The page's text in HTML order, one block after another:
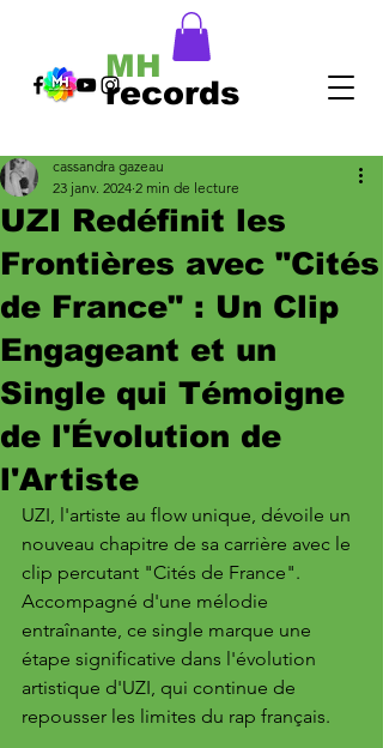
records
MH
UZI Redéfinit les
Frontières avec "Cités
de France" : Un Clip
Engageant et un
Single qui Témoigne
de l'Évolution de
l'Artiste
cassandra gazeau
23 janv. 2024 2 min de lecture
UZI, l'artiste au flow unique, dévoile un
nouveau chapitre de sa carrière avec le
clip percutant "Cités de France".
Accompagné d'une mélodie
entraînante, ce single marque une
étape significative dans l'évolution
artistique d'UZI, qui continue de
repousser les limites du rap français.